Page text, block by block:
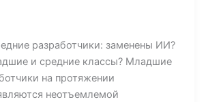
разработчики: заменены ИИ?
и средние классы? Младшие
на протяжении
неотъемлемой